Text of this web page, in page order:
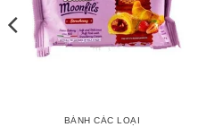
BÁNH CÁC LOẠI